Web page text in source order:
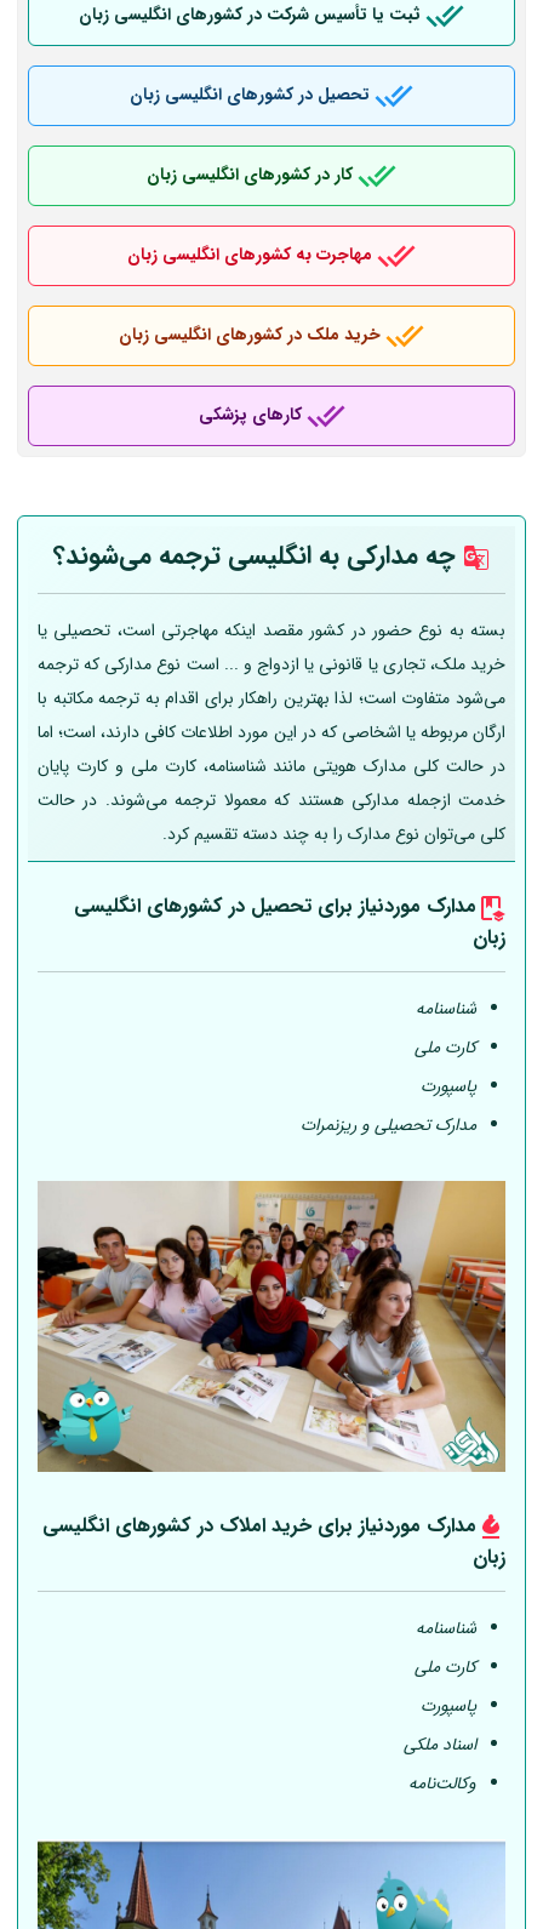
ثبت یا تأسیس شرکت در کشورهای انگلیسی زبان
تحصیل در کشورهای انگلیسی زبان
کار در کشورهای انگلیسی زبان
مهاجرت به کشورهای انگلیسی زبان
خرید ملک در کشورهای انگلیسی زبان
کارهای پزشکی
چه مدارکی به انگلیسی ترجمه می‌شوند؟
بسته به نوع حضور در کشور مقصد اینکه مهاجرتی است، تحصیلی یا
خرید ملک، تجاری یا قانونی یا ازدواج و ... است نوع مدارکی که ترجمه
می‌شود متفاوت است؛ لذا بهترین راهکار برای اقدام به ترجمه مکاتبه با
ارگان مربوطه یا اشخاصی که در این مورد اطلاعات کافی دارند، است؛ اما
در حالت کلی مدارک هویتی مانند شناسنامه، کارت ملی و کارت پایان
خدمت ازجمله مدارکی هستند که معمولا ترجمه می‌شوند. در حالت
کلی می‌توان نوع مدارک را به چند دسته تقسیم کرد.
مدارک موردنیاز برای تحصیل در کشورهای انگلیسی
زبان
شناسنامه
کارت ملی
پاسپورت
مدارک تحصیلی و ریزنمرات
مدارک موردنیاز برای خرید املاک در کشورهای انگلیسی
زبان
شناسنامه
کارت ملی
پاسپورت
اسناد ملکی
وکالت‌نامه